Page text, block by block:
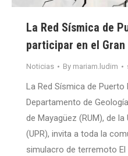
La Red Sísmica de
participar en el Gran
Noticias By mariam.ludim
La Red Sísmica de Puerto
Departamento de
de Mayagüez (RUM), de
(UPR), invita a toda la
simulacro de terremoto El